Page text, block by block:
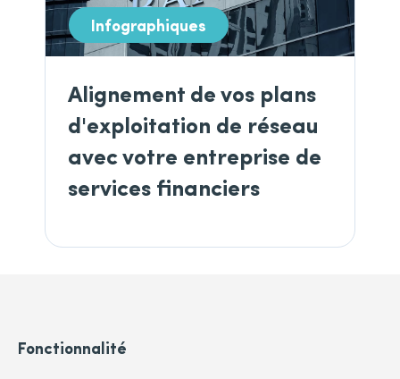
Infographiques
Alignement de vos plans
d'exploitation de réseau
avec votre entreprise de
services financiers
Fonctionnalité